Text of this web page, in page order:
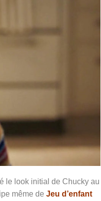
le look initial de Chucky au
même de Jeu d’enfant